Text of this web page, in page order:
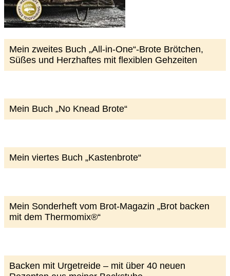
Mein zweites Buch „All-in-One“-Brote Brötchen,
Süßes und Herzhaftes mit flexiblen Gehzeiten
Mein Buch „No Knead Brote“
Mein viertes Buch „Kastenbrote“
Mein Sonderheft vom Brot-Magazin „Brot backen
mit dem Thermomix®“
Backen mit Urgetreide – mit über 40 neuen